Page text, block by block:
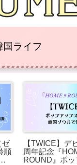
国ライフ
ゼ
順
【TWICE】デ
周年記念『
ROUND』ポッ